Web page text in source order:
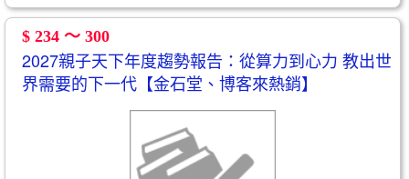
$ 234 ～ 300
2027親子天下年度趨勢報告：從算力到心力 教出世
界需要的下一代【金石堂、博客來熱銷】